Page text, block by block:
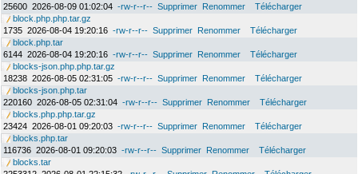
25600 2026-08-09 01:02:04 -rw-r--r-- Supprimer Renommer
Télécharger
block.php.php.tar.gz
1735 2026-08-04 19:20:16 -rw-r--r-- Supprimer Renommer
Télécharger
block.php.tar
6144 2026-08-04 19:20:16 -rw-r--r-- Supprimer Renommer
Télécharger
blocks-json.php.php.tar.gz
18238 2026-08-05 02:31:05 -rw-r--r-- Supprimer Renommer
Télécharger
blocks-json.php.tar
220160 2026-08-05 02:31:04 -rw-r--r-- Supprimer Renommer
Télécharger
blocks.php.php.tar.gz
23424 2026-08-01 09:20:03 -rw-r--r-- Supprimer Renommer
Télécharger
blocks.php.tar
116736 2026-08-01 09:20:03 -rw-r--r-- Supprimer Renommer
Télécharger
blocks.tar